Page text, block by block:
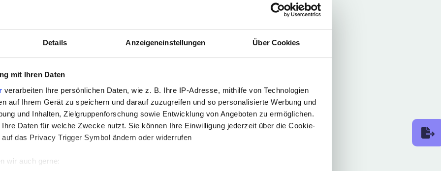
Details Anzeigeneinstellungen Über Cookies
mit Ihren Daten
verarbeiten Ihre persönlichen Daten, wie z. B. Ihre IP-Adresse, mithilfe von Technologien
auf Ihrem Gerät zu speichern und darauf zuzugreifen und so personalisierte Werbung und
und Inhalten, Zielgruppenforschung sowie Entwicklung von Angeboten zu ermöglichen.
Daten für welche Zwecke nutzt. Sie können Ihre Einwilligung jederzeit über die Cookie-
das Privacy Trigger Symbol ändern oder widerrufen
wir auch gerne:
in Duisburg viele freie Stellen –
Fachkräftemangel herrscht überall.
oder eine neue Perspektive im
sogar in Duisburg? Dann finden Sie doch mit